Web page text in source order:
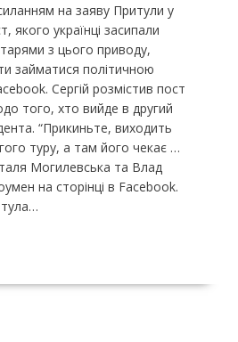
на заяву Притули у
якого українці засипали
з цього приводу,
займатися політичною
Сергій розмістив пост
того, хто вийде в другий
“Прикиньте, виходить
туру, а там його чекає …
Могилевська та Влад
на сторінці в Facebook.